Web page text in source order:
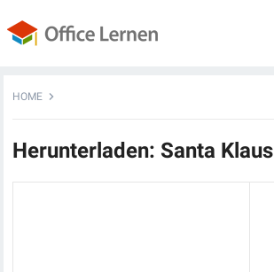
HOME
Herunterladen: Santa Klaus